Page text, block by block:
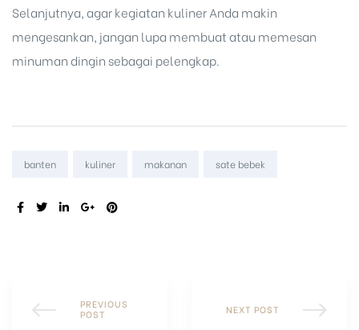
Selanjutnya, agar kegiatan kuliner Anda makin
mengesankan, jangan lupa membuat atau memesan
minuman dingin sebagai pelengkap.
Tags:
banten kuliner makanan sate bebek
SHARE:
PREVIOUS
POST
NEXT POST